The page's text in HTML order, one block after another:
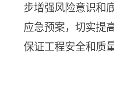
步增强风险意识和
应急预案，切实提
保证工程安全和质